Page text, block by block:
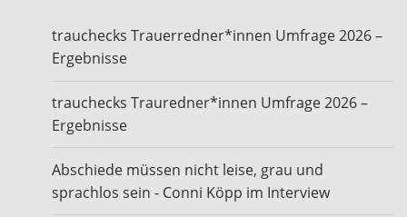
trauchecks Trauerredner*innen Umfrage 2026 –
Ergebnisse
trauchecks Trauredner*innen Umfrage 2026 –
Ergebnisse
Abschiede müssen nicht leise, grau und
sprachlos sein - Conni Köpp im Interview